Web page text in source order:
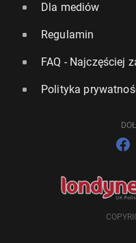
Dla mediów
Regulamin
FAQ - Najczęściej
Polityka